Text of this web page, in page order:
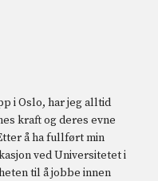
i Oslo, har jeg alltid
kraft og deres evne
å ha fullført min
ved Universitetet i
til å jobbe innen